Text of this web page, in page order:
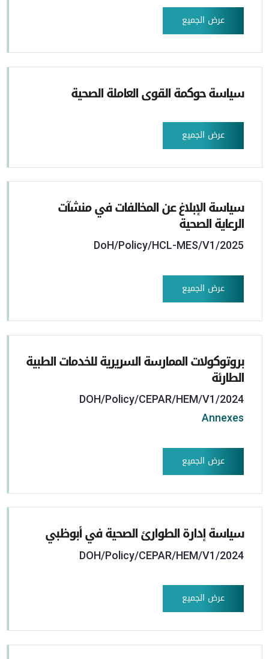
عرض الجميع
سياسة حوكمة القوى العاملة الصحية
عرض الجميع
سياسة الإبلاغ عن المخالفات في منشآت
الرعاية الصحية
DoH/Policy/HCL-MES/V1/2025
عرض الجميع
بروتوكولات الممارسة السريرية للخدمات الطبية
الطارئة
DOH/Policy/CEPAR/HEM/V1/2024
Annexes
عرض الجميع
سياسة إدارة الطوارئ الصحية في أبوظبي
DOH/Policy/CEPAR/HEM/V1/2024
عرض الجميع